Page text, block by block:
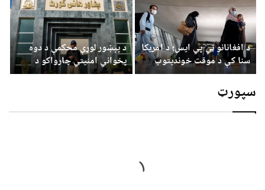
د افغانانو ټي پي ایس؛ د امریکا
سنا کې د موقت خونديتوب
لایحه معرفي شوه
د پېښور لوړې محکمې د دوه
پخواني امنیتي چارواکو د
ساتنې غوښتنې رد کړې
سپورټ